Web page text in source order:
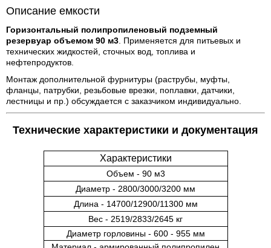
Описание емкости
Горизонтальный полипропиленовый подземный
резервуар объемом 90 м3 . Применяется для питьевых и
технических жидкостей, сточных вод, топлива и
нефтепродуктов.
Монтаж дополнительной фурнитуры (раструбы, муфты,
фланцы, патрубки, резьбовые врезки, поплавки, датчики,
лестницы и пр.) обсуждается с заказчиком индивидуально.
Технические характеристики и документация
Характеристики
Объем - 90 м3
Диаметр - 2800/3000/3200 мм
Длина - 14700/12900/11300 мм
Вес - 2519/2833/2645 кг
Диаметр горловины - 600 - 955 мм